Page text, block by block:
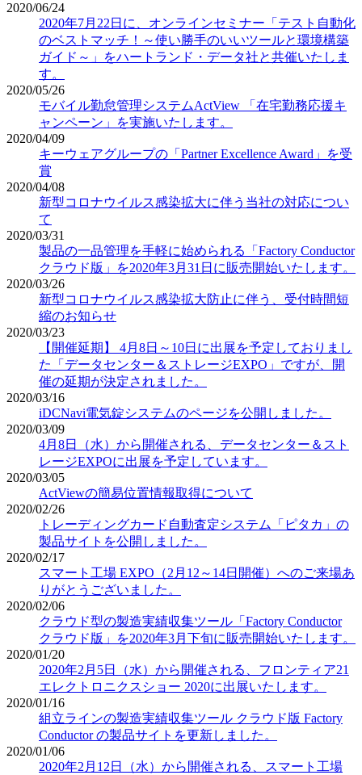
2020/06/24
2020年7月22日に、オンラインセミナー「テスト自動化
のベストマッチ！～使い勝手のいいツールと環境構築
ガイド～」をハートランド・データ社と共催いたしま
す。
2020/05/26
モバイル勤怠管理システムActView 「在宅勤務応援キ
ャンペーン」を実施いたします。
2020/04/09
キーウェアグループの「Partner Excellence Award」を受
賞
2020/04/08
新型コロナウイルス感染拡大に伴う当社の対応につい
て
2020/03/31
製品の一品管理を手軽に始められる「Factory Conductor
クラウド版」を2020年3月31日に販売開始いたします。
2020/03/26
新型コロナウイルス感染拡大防止に伴う、受付時間短
縮のお知らせ
2020/03/23
【開催延期】 4月8日～10日に出展を予定しておりまし
た「データセンター＆ストレージEXPO」ですが、開
催の延期が決定されました。
2020/03/16
iDCNavi電気錠システムのページを公開しました。
2020/03/09
4月8日（水）から開催される、データセンター＆スト
レージEXPOに出展を予定しています。
2020/03/05
ActViewの簡易位置情報取得について
2020/02/26
トレーディングカード自動査定システム「ピタカ」の
製品サイトを公開しました。
2020/02/17
スマート工場 EXPO（2月12～14日開催）へのご来場あ
りがとうございました。
2020/02/06
クラウド型の製造実績収集ツール「Factory Conductor
クラウド版」を2020年3月下旬に販売開始いたします。
2020/01/20
2020年2月5日（水）から開催される、フロンティア21
エレクトロニクスショー 2020に出展いたします。
2020/01/16
組立ラインの製造実績収集ツール クラウド版 Factory
Conductor の製品サイトを更新しました。
2020/01/06
2020年2月12日（水）から開催される、スマート工場